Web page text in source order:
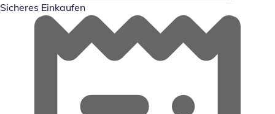
Sicheres Einkaufen